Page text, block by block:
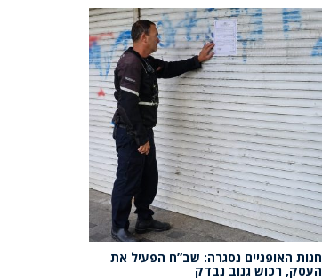
חנות האופניים נסגרה: שב”ח הפעיל את
העסק, רכוש גנוב נבדק